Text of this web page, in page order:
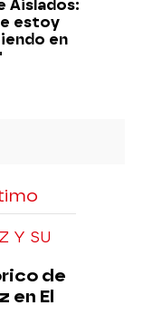
Aislados:
estoy
en
Y SU
de
en El